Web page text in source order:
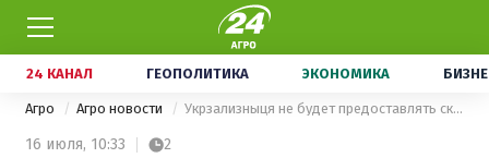
24 КАНАЛ ГЕОПОЛИТИКА ЭКОНОМИКА
Агро Агро новости Укрзализныця не будет предоставлять скидку аграриям на перевозку продукции в дунайские порты
16 июля, 10:33 2